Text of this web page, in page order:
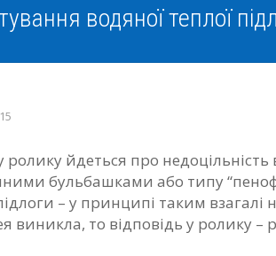
водяної теплої
йдеться про
бульбашками або типу
– у принципі таким
виникла, то відповідь у ролику –